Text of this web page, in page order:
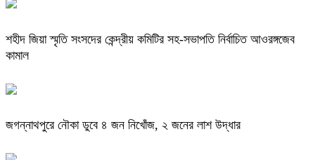
শহীদ জিয়া স্মৃতি সংসদের কেন্দ্রীয় কমিটির সহ-সভাপতি নির্বাচিত আওরঙ্গজেব
কামাল
জগন্নাথপুরে নৌকা ডুবে ৪ জন নিখোঁজ, ২ জনের লাশ উদ্ধার